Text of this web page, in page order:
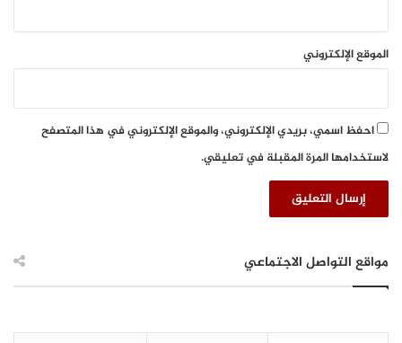
ب
ع
الموقع الإلكتروني
احفظ اسمي، بريدي الإلكتروني، والموقع الإلكتروني في هذا المتصفح
لاستخدامها المرة المقبلة في تعليقي.
مواقع التواصل الاجتماعي